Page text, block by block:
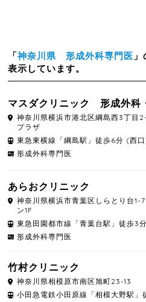
「神奈川県 形成外科専門医
表示しています。
マスダクリニック 形成外科
神奈川県横浜市港北区綱島西3丁目
プラザ
東急東横線「綱島駅」徒歩6分 (西
形成外科専門医
あらおクリニック
神奈川県横浜市青葉区 しらとり台1-
ン1F
東急田園都市線「青葉台駅」徒歩3
形成外科専門医
竹村クリニック
神奈川県相模原市南区旭町23-13
小田急電鉄小田原線「相模大野駅」